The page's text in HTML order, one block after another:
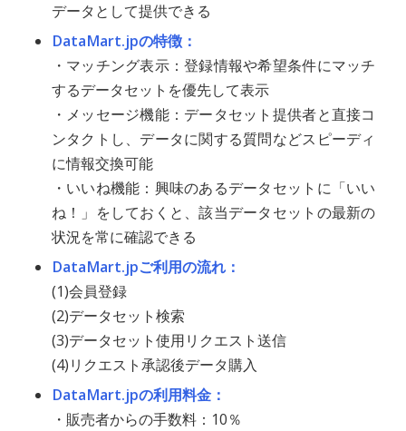
データとして提供できる
DataMart.jpの特徴：
・マッチング表示：登録情報や希望条件にマッチ
するデータセットを優先して表示
・メッセージ機能：データセット提供者と直接コ
ンタクトし、データに関する質問などスピーディ
に情報交換可能
・いいね機能：興味のあるデータセットに「いい
ね！」をしておくと、該当データセットの最新の
状況を常に確認できる
DataMart.jpご利用の流れ：
(1)会員登録
(2)データセット検索
(3)データセット使用リクエスト送信
(4)リクエスト承認後データ購入
DataMart.jpの利用料金：
・販売者からの手数料：10％